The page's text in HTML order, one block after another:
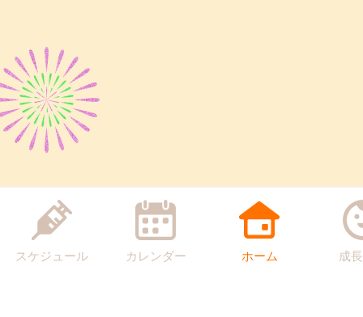
スケジュール カレンダー ホーム 成